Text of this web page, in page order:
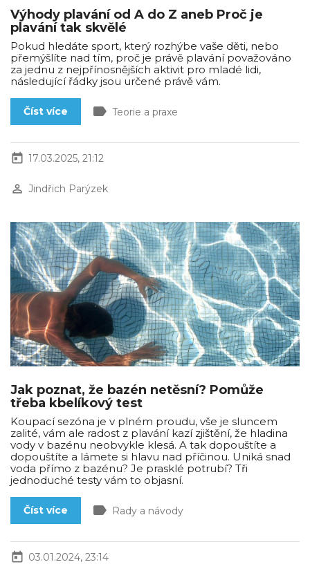
Výhody plavání od A do Z aneb Proč je
plavání tak skvělé
Pokud hledáte sport, který rozhýbe vaše děti, nebo
přemýšlíte nad tím, proč je právě plavání považováno
za jednu z nejpřínosnějších aktivit pro mladé lidi,
následující řádky jsou určené právě vám.
Číst více label Teorie a praxe
today 17.03.2025, 21:12
perm_identity Jindřich Parýzek
Jak poznat, že bazén netěsní? Pomůže
třeba kbelíkový test
Koupací sezóna je v plném proudu, vše je sluncem
zalité, vám ale radost z plavání kazí zjištění, že hladina
vody v bazénu neobvykle klesá. A tak dopouštíte a
dopouštíte a lámete si hlavu nad příčinou. Uniká snad
voda přímo z bazénu? Je prasklé potrubí? Tři
jednoduché testy vám to objasní.
Číst více label Rady a návody
today 03.01.2024, 23:14